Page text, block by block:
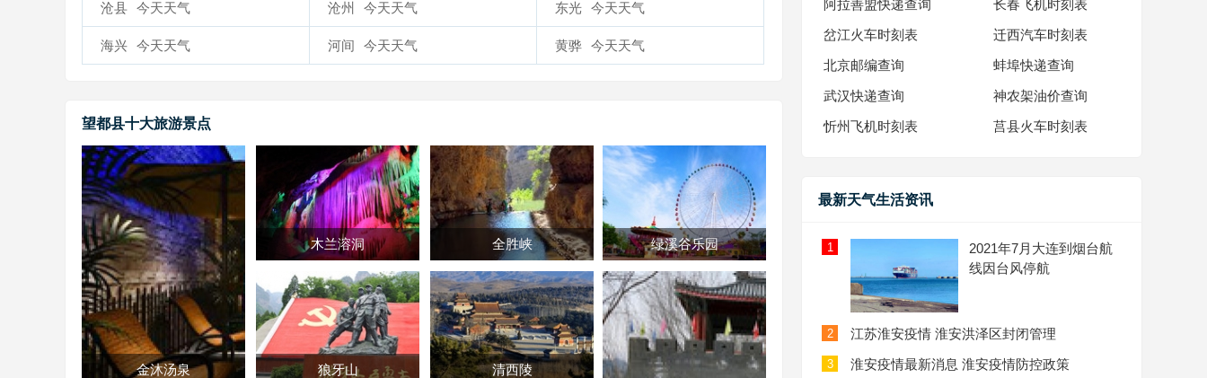
沧县 今天天气 沧州 今天天气 东光 今天天气
海兴 今天天气 河间 今天天气 黄骅 今天天气
望都县十大旅游景点
金沐汤泉
木兰溶洞 全胜峡
狼牙山 清西陵
绿溪谷乐园
阿拉善盟快递查询 长春飞机时刻表
岔江火车时刻表 迁西汽车时刻表
北京邮编查询 蚌埠快递查询
武汉快递查询 神农架油价查询
忻州飞机时刻表 莒县火车时刻表
最新天气生活资讯
1
2021年7月大连到烟台航
线因台风停航
2 江苏淮安疫情 淮安洪泽区封闭管理
3 淮安疫情最新消息 淮安疫情防控政策